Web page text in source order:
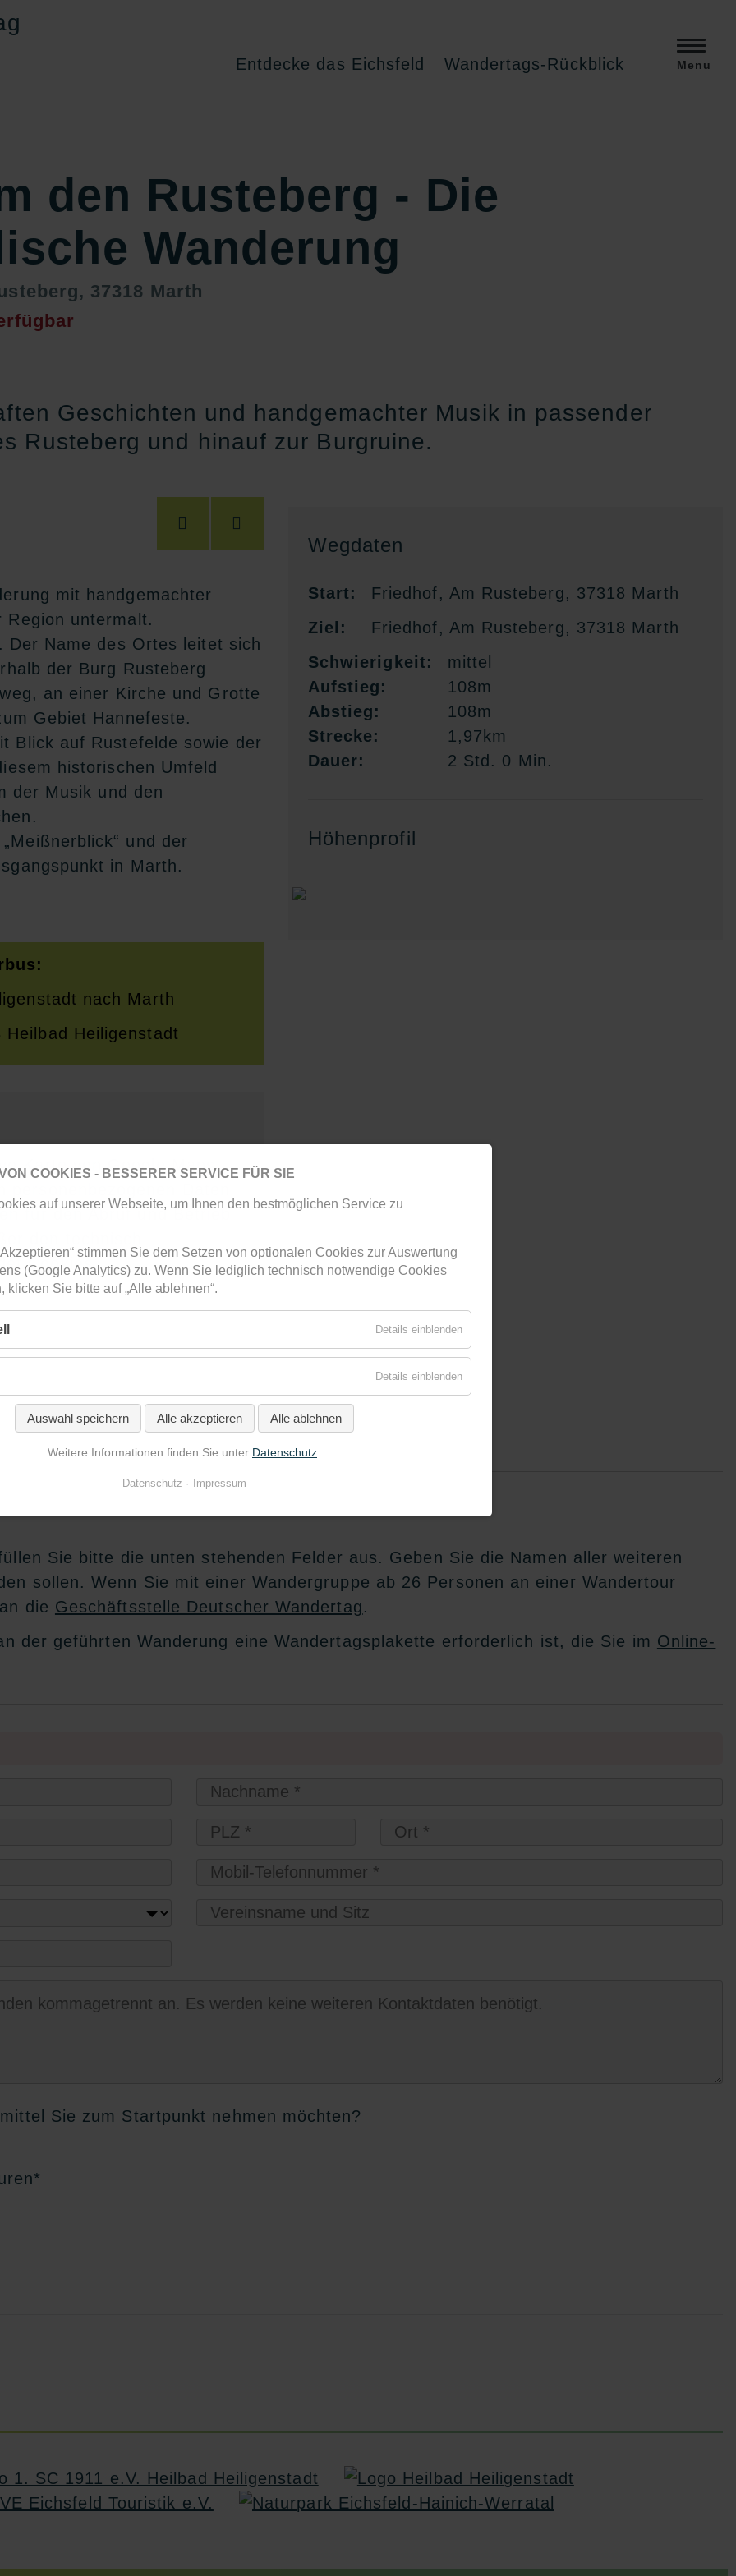
Entdecke das Eichsfeld Wandertags-Rückblick Menu
den Rusteberg - Die
Wanderung
37318 Marth
Geschichten und handgemachter Musik in passender
Rusteberg und hinauf zur Burgruine.
mit handgemachter
Region untermalt.
Name des Ortes leitet sich
der Burg Rusteberg
an einer Kirche und Grotte
Gebiet Hannefeste.
Blick auf Rustefelde sowie der
historischen Umfeld
der Musik und den
und der
in Marth.
nach Marth
Heiligenstadt
Karte von Google Maps.
Daten
für den Abruf und Betrieb
den technisch
Cookies.
Wegdaten
Start:
Friedhof, Am Rusteberg, 37318 Marth
Ziel:
Friedhof, Am Rusteberg, 37318 Marth
Schwierigkeit:
mittel
Aufstieg:
108m
Abstieg:
108m
Strecke:
1,97km
Dauer:
2 Std. 0 Min.
Höhenprofil
Sie bitte die unten stehenden Felder aus. Geben Sie die Namen aller weiteren
sollen. Wenn Sie mit einer Wandergruppe ab 26 Personen an einer Wandertour
die Geschäftsstelle Deutscher Wandertag.
der geführten Wanderung eine Wandertagsplakette erforderlich ist, die Sie im Online-
Sie zum Startpunkt nehmen möchten?
*
COOKIES - BESSERER SERVICE FÜR SIE
auf unserer Webseite, um Ihnen den bestmöglichen Service zu
stimmen Sie dem Setzen von optionalen Cookies zur Auswertung
(Google Analytics) zu. Wenn Sie lediglich technisch notwendige Cookies
klicken Sie bitte auf „Alle ablehnen“.
Details einblenden
Details einblenden
Auswahl speichern Alle akzeptieren Alle ablehnen
Weitere Informationen finden Sie unter Datenschutz
Datenschutz Impressum